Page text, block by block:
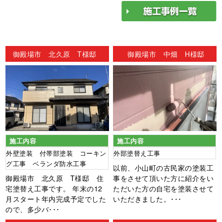
ン
御殿場市 北久原 T様邸
施工内容
外壁塗装 付帯部塗装 コーキン
グ工事 ベランダ防水工事
御殿場市 北久原 T様邸 住
宅塗替え工事です。 年末の12
月スタート年内完成予定でした
ので、多少バ･･･
御殿場市 中畑 H様邸
施工内容
外部塗替え工事
以前、小山町の古民家の塗装工
事をさせて頂いた方に紹介をい
ただいた方の自宅を塗装させて
いただきました。･･･